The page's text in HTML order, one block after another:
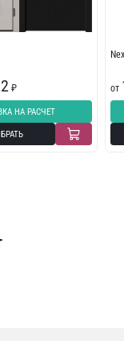
₽
НА РАСЧЕТ
от